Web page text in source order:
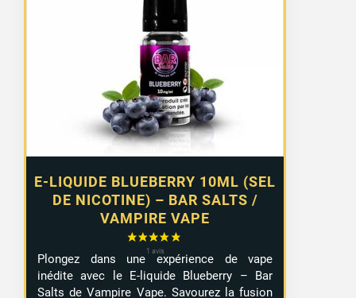
E-LIQUIDE BLUEBERRY 10ML (SEL
DE NICOTINE) – BAR SALTS /
VAMPIRE VAPE
Plongez dans une expérience de vape
inédite avec le E-liquide Blueberry – Bar
Salts de Vampire Vape. Savourez la fusion